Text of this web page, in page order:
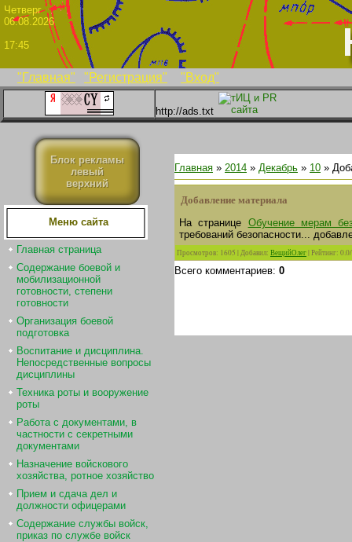
"Главная" "Регистрация" "Вход"
06.08.2026
17:45
http://ads.txt
Блок рекламы
левый
верхний
Меню сайта
Главная страница
Содержание боевой и
мобилизационной
готовности, степени
готовности
Организация боевой
подготовка
Воспитание и дисциплина.
Непосредственные вопросы
дисциплины
Техника роты и вооружение
роты
Работа с документами, в
частности с секретными
документами
Назначение войскового
хозяйства, ротное хозяйство
Прием и сдача дел и
должности офицерами
Содержание службы войск,
приказ по службе войск
Главная » 2014 » Декабрь » 10 »
Добавление материала
На странице Обучение мерам
требований безопасности...
Просмотров: 1605 |Добавил: ВещийОлег|Рейтинг: 0.0/
Всего комментариев: 0